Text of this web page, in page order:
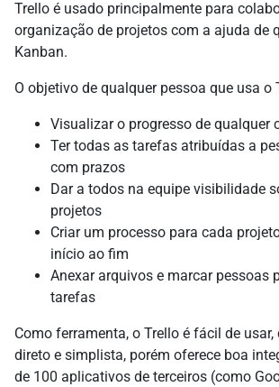
Trello é usado principalmente para
organização de projetos com a ajuda de
Kanban.
O objetivo de qualquer pessoa que usa o
Visualizar o progresso de qualquer
Ter todas as tarefas atribuídas a
com prazos
Dar a todos na equipe visibilidade
projetos
Criar um processo para cada
início ao fim
Anexar arquivos e marcar pessoas
tarefas
Como ferramenta, o Trello é fácil de usar,
direto e simplista, porém oferece boa
de 100 aplicativos de terceiros (como